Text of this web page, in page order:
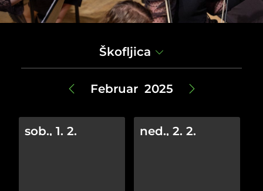
Škofljica
Februar 2025
sob., 1. 2. ned., 2. 2.